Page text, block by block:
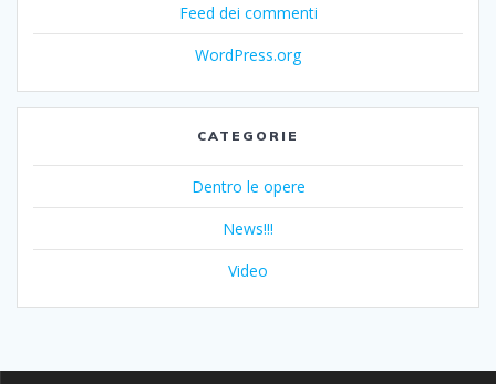
Feed dei commenti
WordPress.org
CATEGORIE
Dentro le opere
News!!!
Video